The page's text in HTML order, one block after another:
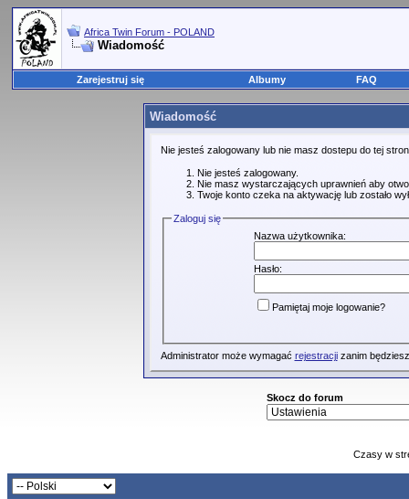
Africa Twin Forum - POLAND
Wiadomość
Zarejestruj się Albumy FAQ
Wiadomość
Nie jesteś zalogowany lub nie masz dostepu do tej
Nie jesteś zalogowany.
Nie masz wystarczających uprawnień aby
Twoje konto czeka na aktywację lub zostało
Zaloguj się
Nazwa użytkownika:
Hasło:
Pamiętaj moje logowanie?
Administrator może wymagać rejestracjizanim
Skocz do forum
Czasy w